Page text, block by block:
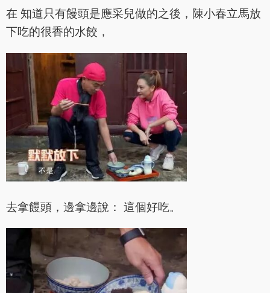
在 知道只有饅頭是應采兒做的之後，陳小春立馬放
下吃的很香的水餃，
去拿饅頭，邊拿邊說： 這個好吃。